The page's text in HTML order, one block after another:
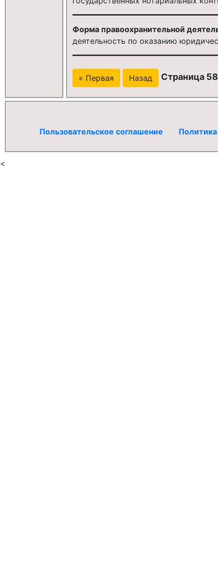
Форма правоохранительной
деятельность по оказанию
« Первая Назад Страница
Пользовательское соглашение
<